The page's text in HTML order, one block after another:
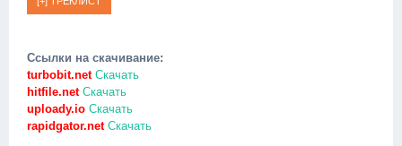
Ссылки на скачивание:
turbobit.netСкачать
hitfile.netСкачать
uploady.io Скачать
rapidgator.netСкачать